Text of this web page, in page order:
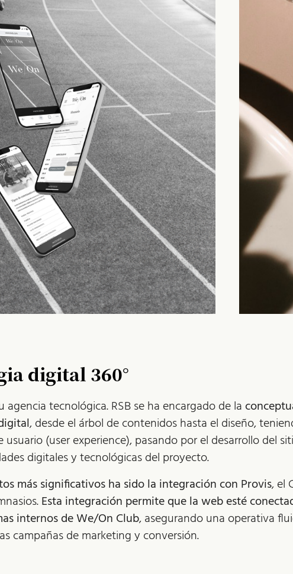
digital 360°
agencia tecnológica. RSB se ha encargado de la
, desde el árbol de contenidos hasta el diseño,
usuario (user experience), pasando por el desarrollo del
digitales y tecnológicas del proyecto.
más significativos ha sido la integración con Provis, el
Esta integración permite que la web esté
internos de We/On Club, asegurando una operativa
campañas de marketing y conversión.